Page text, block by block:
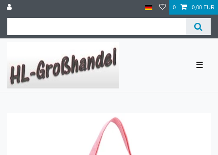
0 0,00 EUR
☰